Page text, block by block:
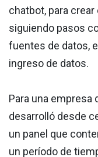
chatbot, para
siguiendo pasos
fuentes de datos,
ingreso de datos.
Para una
desarrolló desde
un panel que
un período de